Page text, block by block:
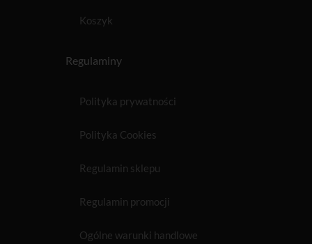
Koszyk
Regulaminy
Polityka prywatności
Polityka Cookies
Regulamin sklepu
Regulamin promocji
Ogólne warunki handlowe